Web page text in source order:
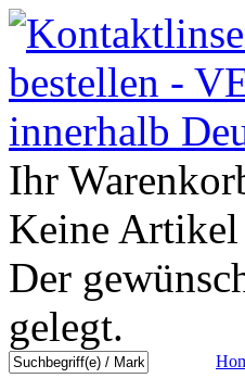
Ihr
Keine
Der
gelegt.